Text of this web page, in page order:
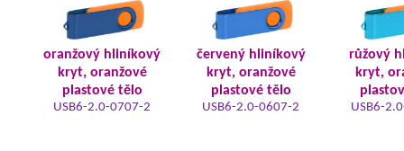
oranžový hliníkový
kryt, oranžové
plastové tělo
USB6-2.0-0707-2
červený hliníkový
kryt, oranžové
plastové tělo
USB6-2.0-0607-2
růžový
kryt,
USB6-